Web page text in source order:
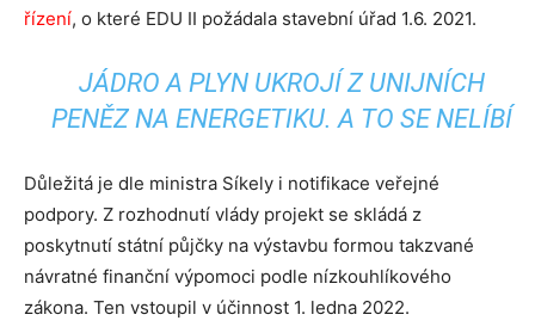
řízení, o které EDU II požádala stavební úřad 1.6. 2021.
JÁDRO A PLYN UKROJÍ Z UNIJNÍCH
PENĚZ NA ENERGETIKU. A TO SE NELÍBÍ
Důležitá je dle ministra Síkely i notifikace veřejné
podpory. Z rozhodnutí vlády projekt se skládá z
poskytnutí státní půjčky na výstavbu formou takzvané
návratné finanční výpomoci podle nízkouhlíkového
zákona. Ten vstoupil v účinnost 1. ledna 2022.